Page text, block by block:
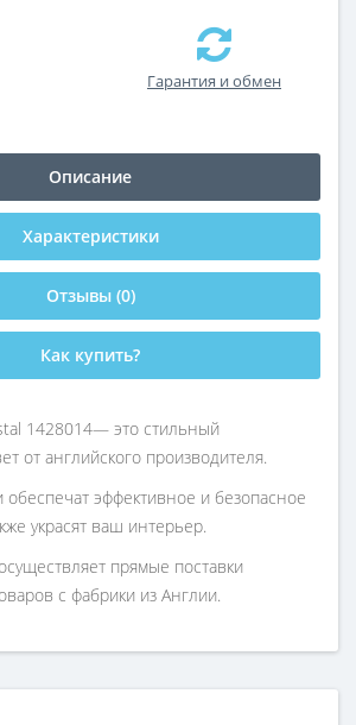
Гарантия и обмен
Описание
Характеристики
Отзывы (0)
Как купить?
1428014— это стильный
от английского производителя.
обеспечат эффективное и безопасное
украсят ваш интерьер.
прямые поставки
с фабрики из Англии.